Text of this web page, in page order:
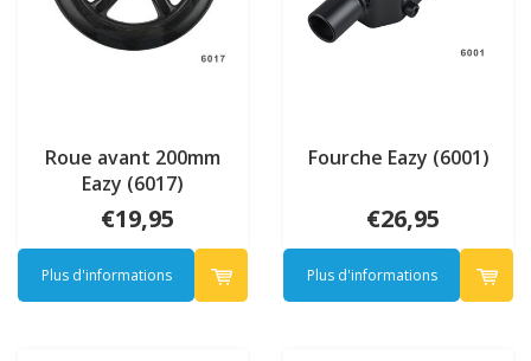
Roue avant 200mm
Eazy (6017)
€19,95
Plus d'informations
Fourche Eazy (6001)
€26,95
Plus d'informations